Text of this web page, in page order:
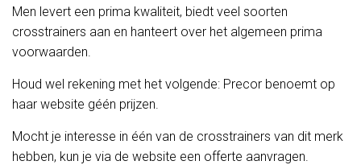
Men levert een prima kwaliteit, biedt veel soorten
crosstrainers aan en hanteert over het algemeen prima
voorwaarden.
Houd wel rekening met het volgende: Precor benoemt op
haar website géén prijzen.
Mocht je interesse in één van de crosstrainers van dit merk
hebben, kun je via de website een offerte aanvragen.